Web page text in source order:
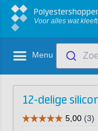
Voor alles wat
Menu
12-delige